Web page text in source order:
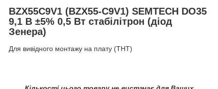
BZX55C9V1 (BZX55-C9V1) SEMTECH DO35
9,1 В ±5% 0,5 Вт стабілітрон (діод
Зенера)
Для вивідного монтажу на плату (THT)